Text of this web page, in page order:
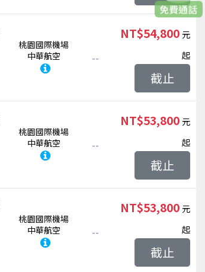
桃園國際機場
中華航空
--
NT$54,800
起
截止
桃園國際機場
中華航空
--
NT$53,800
起
截止
桃園國際機場
中華航空
--
NT$53,800
起
截止
聯絡客服